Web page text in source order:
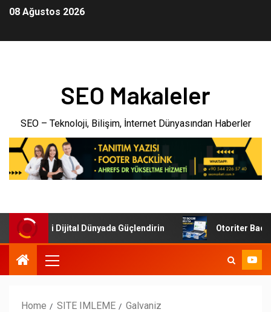
08 Ağustos 2026
SEO Makaleler
SEO – Teknoloji, Bilişim, İnternet Dünyasından Haberler
Dijital Dünyada Güçlendirin Otoriter Backlink
Home SITE IMLEME Galvaniz